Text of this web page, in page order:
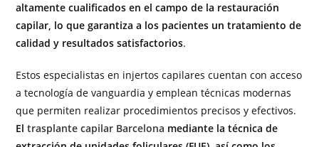
altamente cualificados en el campo de la restauración
capilar, lo que garantiza a los pacientes un tratamiento de
calidad y resultados satisfactorios.
Estos especialistas en injertos capilares cuentan con acceso
a tecnología de vanguardia y emplean técnicas modernas
que permiten realizar procedimientos precisos y efectivos.
Eltrasplante capilar Barcelona mediante la técnica de